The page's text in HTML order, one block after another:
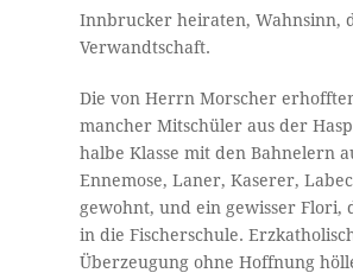
Innbrucker heiraten, Wahnsinn,
Verwandtschaft.
Die von Herrn Morscher
mancher Mitschüler aus der
halbe Klasse mit den Bahnelern
Ennemose, Laner, Kaserer,
gewohnt, und ein gewisser
in die Fischerschule.
Überzeugung ohne Hoffnung